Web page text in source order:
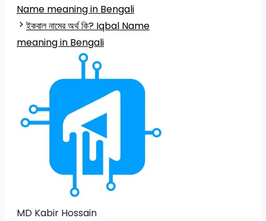
Name meaning in Bengali
ইকবাল নামের অর্থ কি? Iqbal Name
meaning in Bengali
MD Kabir Hossain